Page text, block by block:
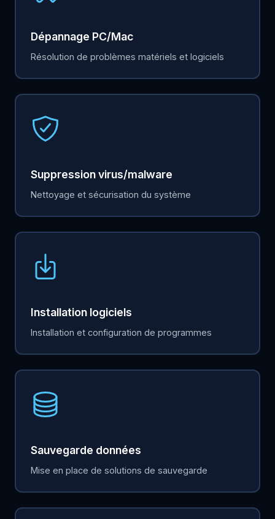
Dépannage PC/Mac
Résolution de problèmes matériels et logiciels
Suppression virus/malware
Nettoyage et sécurisation du système
Installation logiciels
Installation et configuration de programmes
Sauvegarde données
Mise en place de solutions de sauvegarde